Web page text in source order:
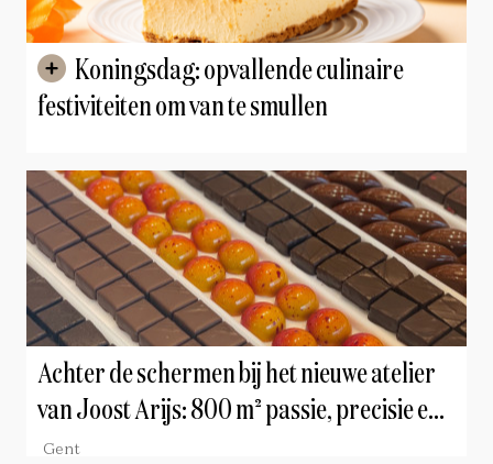
festiviteiten om van te smullen
Achter de schermen bij het nieuwe atelier
van Joost Arijs: 800 m² passie, precisie en
chocolade
Gent